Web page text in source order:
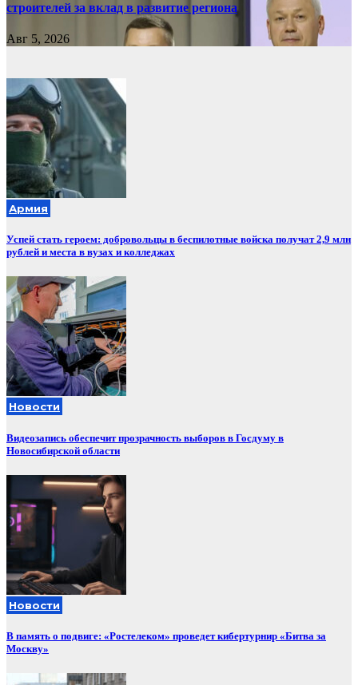
строителей за вклад в развитие региона
Авг 5, 2026
Армия
Успей стать героем: добровольцы в беспилотные войска получат 2,9 млн
рублей и места в вузах и колледжах
Новости
Видеозапись обеспечит прозрачность выборов в Госдуму в
Новосибирской области
Новости
В память о подвиге: «Ростелеком» проведет кибертурнир «Битва за
Москву»